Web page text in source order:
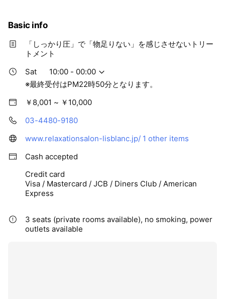
Basic info
「しっかり圧」で「物足りない」を感じさせないトリー
トメント
Sat
10:00 - 00:00
※最終受付はPM22時50分となります。
￥8,001 ~ ￥10,000
03-4480-9180
www.relaxationsalon-lisblanc.jp/ 1 other items
Cash accepted
Credit card
Visa / Mastercard / JCB / Diners Club / American
Express
3 seats (private rooms available), no smoking, power
outlets available